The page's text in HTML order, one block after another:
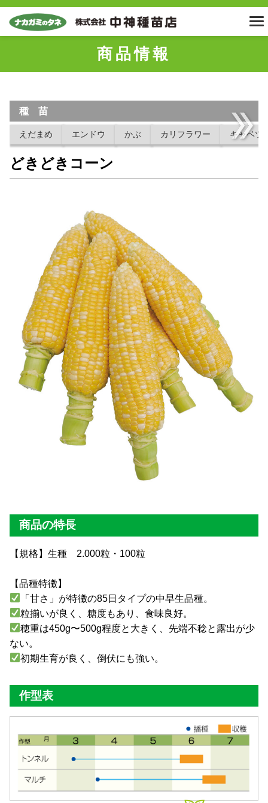
商品情報
種 苗
えだまめ エンドウ かぶ カリフラワー キャベツ
どきどきコーン
商品の特長
【規格】生種 2.000粒・100粒
【品種特徴】
「甘さ」が特徴の85日タイプの中早生品種。
粒揃いが良く、糖度もあり、食味良好。
穂重は450g〜500g程度と大きく、先端不稔と露出が少
ない。
初期生育が良く、倒伏にも強い。
作型表